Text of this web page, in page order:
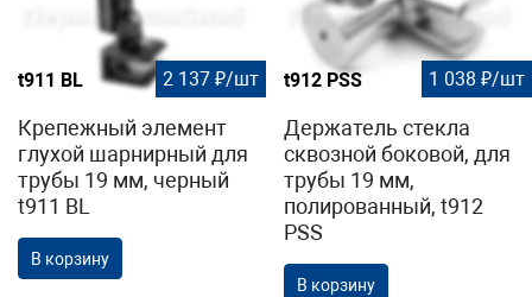
t911 BL 2 137 ₽/шт
Крепежный элемент
глухой шарнирный для
трубы 19 мм, черный
t911 BL
В корзину
t912 PSS 1 038 ₽/шт
Держатель стекла
сквозной боковой, для
трубы 19 мм,
полированный, t912
PSS
В корзину